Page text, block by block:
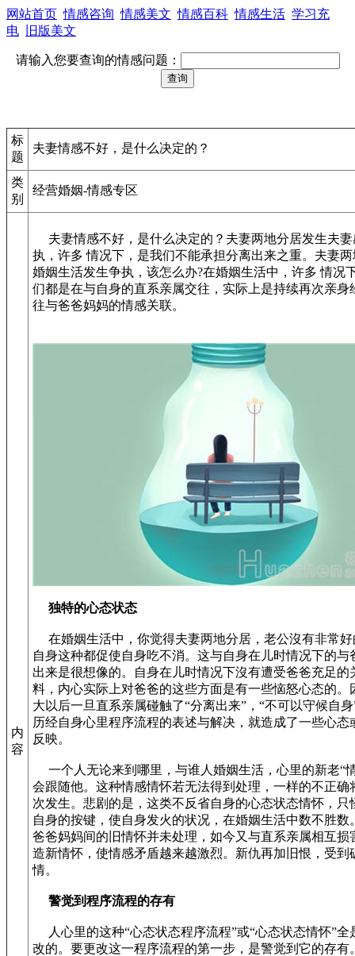
网站首页 情感咨询 情感美文 情感百科 情感生活 学习充
电
旧版美文
请输入您要查询的情感问题：
标
题
夫妻情感不好，是什么决定的？
类
别
经营婚姻-情感专区
内
容
夫妻情感不好，是什么决定的？夫妻两地分居发生夫妻
执，许多 情况下，是我们不能承担分离出来之重。夫妻
婚姻生活发生争执，该怎么办?在婚姻生活中，许多 情况
们都是在与自身的直系亲属交往，实际上是持续再次亲身
往与爸爸妈妈的情感关联。
独特的心态状态
在婚姻生活中，你觉得夫妻两地分居，老公沒有非常好
自身这种都促使自身吃不消。这与自身在儿时情况下的与
出来是很想像的。自身在儿时情况下沒有遭受爸爸充足的
料，内心实际上对爸爸的这些方面是有一些恼怒心态的。
大以后一旦直系亲属碰触了“分离出来”，“不可以守候自
历经自身心里程序流程的表述与解决，就造成了一些心态
反映。
一个人无论来到哪里，与谁人婚姻生活，心里的新老“
会跟随他。这种情感情怀若无法得到处理，一样的不正确
次发生。悲剧的是，这类不反省自身的心态状态情怀，只
自身的按键，使自身发火的状况，在婚姻生活中数不胜数
爸爸妈妈间的旧情怀并未处理，如今又与直系亲属相互损
造新情怀，使情感矛盾越来越激烈。新仇再加旧恨，受到
情。
警觉到程序流程的存有
人心里的这种“心态状态程序流程”或“心态状态情怀”全
改的。要更改这一程序流程的第一步，是警觉到它的存有